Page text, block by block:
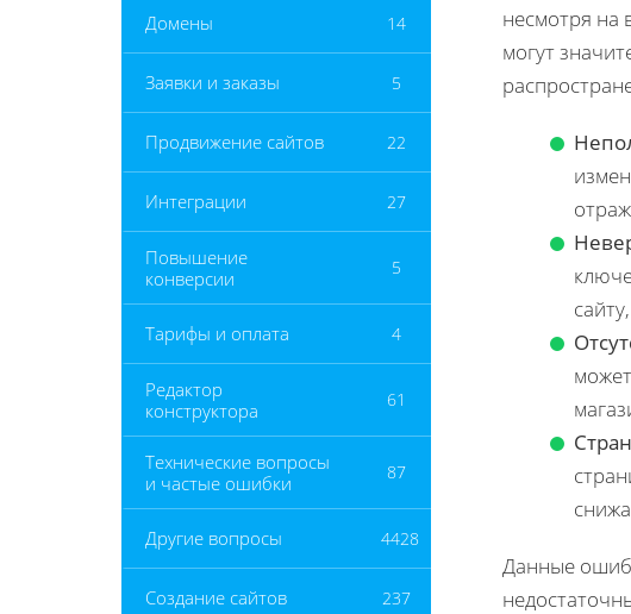
Домены 14
Заявки и заказы 5
Продвижение сайтов 22
Интеграции 27
Повышение
конверсии
5
Тарифы и оплата 4
Редактор
конструктора
61
Технические вопросы
и частые ошибки
87
Другие вопросы 4428
Создание сайтов 237
несмотря на
могут
Данные